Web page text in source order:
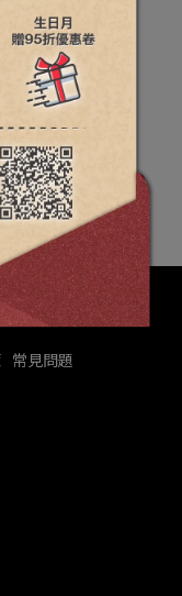
、Saros 20、
、Qrevo Edge
CurvX、
EdgeT、Qrevo
Edge 2 專用可水洗濾網
加入購物車
常見問題